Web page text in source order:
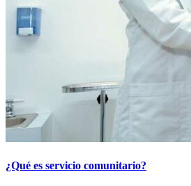
¿Qué es servicio comunitario?